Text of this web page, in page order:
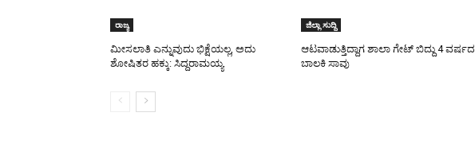
ರಾಜ್ಯ
ಮೀಸಲಾತಿ ಎನ್ನುವುದು ಭಿಕ್ಷೆಯಲ್ಲ, ಅದು
ಶೋಷಿತರ ಹಕ್ಕು: ಸಿದ್ದರಾಮಯ್ಯ
ಜಿಲ್ಲಾ ಸುದ್ದಿ
ಆಟವಾಡುತ್ತಿದ್ದಾಗ ಶಾಲಾ ಗೇಟ್‌ ಬಿದ್ದು 4 ವರ್ಷದ
ಬಾಲಕಿ ಸಾವು